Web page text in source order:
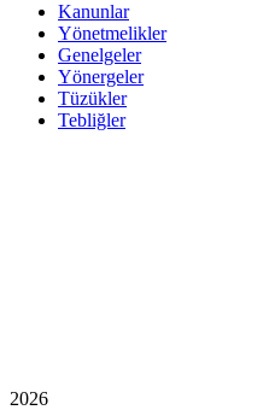
Kanunlar
Yönetmelikler
Genelgeler
Yönergeler
Tüzükler
Tebliğler
2026